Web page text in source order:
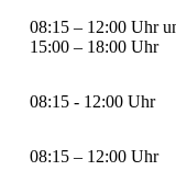
08:15 – 12:00 Uhr
15:00 – 18:00 Uhr
08:15 - 12:00 Uhr
08:15 – 12:00 Uhr